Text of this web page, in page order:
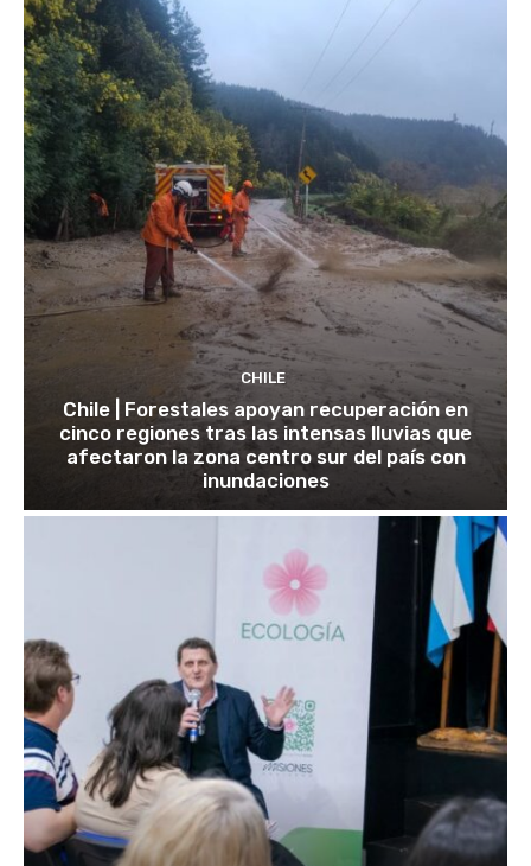
CHILE
Chile | Forestales apoyan recuperación en
cinco regiones tras las intensas lluvias que
afectaron la zona centro sur del país con
inundaciones